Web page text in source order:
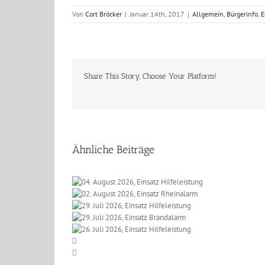
Von Cort Bröcker | Januar 14th, 2017 | Allgemein, Bürgerinfo,
Share This Story, Choose Your Platform!
Ähnliche Beiträge